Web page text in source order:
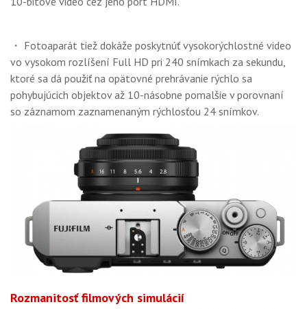
・ Fotoaparát tiež dokáže poskytnúť vysokorýchlostné video
vo vysokom rozlíšení Full HD pri 240 snímkach za sekundu,
ktoré sa dá použiť na opätovné prehrávanie rýchlo sa
pohybujúcich objektov až 10-násobne pomalšie v porovnaní
so záznamom zaznamenaným rýchlosťou 24 snímkov.
Rozmanitosť filmových simulácií